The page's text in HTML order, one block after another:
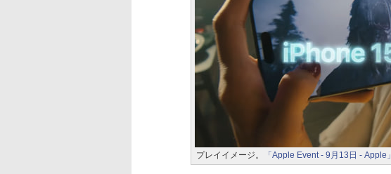
プレイイメージ。 「Apple Event - 9月13日 - Apple」